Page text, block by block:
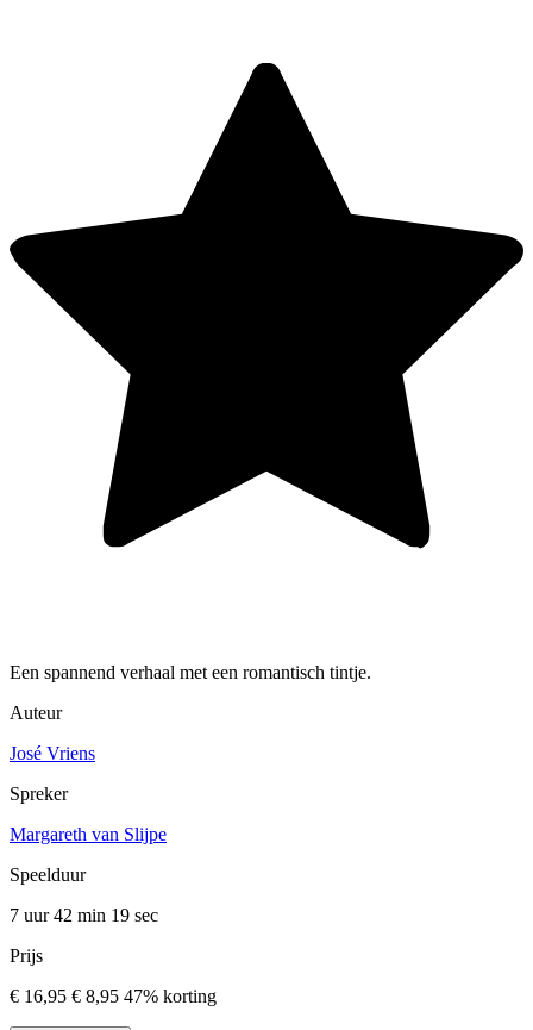
Een spannend verhaal met een romantisch tintje.
Auteur
José Vriens
Spreker
Margareth van Slijpe
Speelduur
7 uur 42 min 19 sec
Prijs
€ 16,95 € 8,95 47% korting